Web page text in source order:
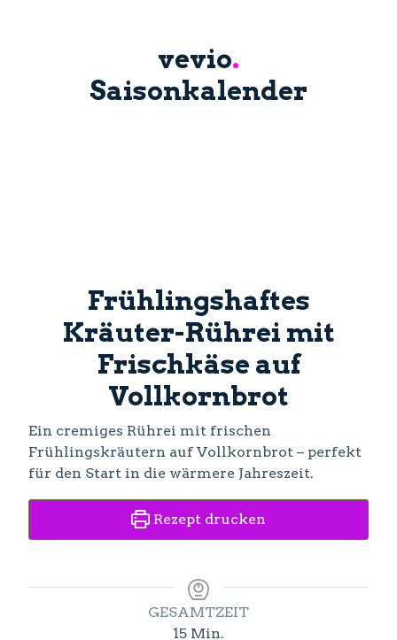
vevio.
Saisonkalender
Frühlingshaftes
Kräuter-Rührei mit
Frischkäse auf
Vollkornbrot
Ein cremiges Rührei mit frischen
Frühlingskräutern auf Vollkornbrot – perfekt
für den Start in die wärmere Jahreszeit.
Rezept drucken
GESAMTZEIT
15Minuten
Min.